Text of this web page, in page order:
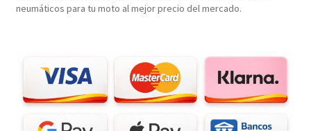
neumáticos para tu moto al mejor precio del mercado.